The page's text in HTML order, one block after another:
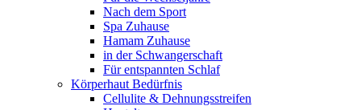
Nach dem Sport
Spa Zuhause
Hamam Zuhause
in der Schwangerschaft
Für entspannten Schlaf
Körperhaut Bedürfnis
Cellulite & Dehnungsstreifen